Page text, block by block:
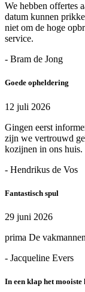
We hebben offertes
datum kunnen
niet om de hoge
service.
- Bram de Jong
Goede opheldering
12 juli 2026
Gingen eerst
zijn we vertrouwd
kozijnen in ons huis.
- Hendrikus de Vos
Fantastisch spul
29 juni 2026
prima De
- Jacqueline Evers
In een klap het mooiste